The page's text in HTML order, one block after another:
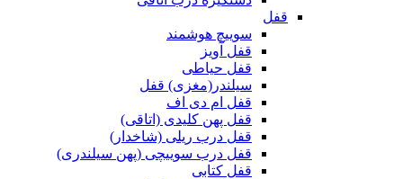
قفل
سوییچ هوشمند
قفل آویز
قفل حیاطی
سیلندر(مغزی) قفل
قفل ام دی اف
قفل پهن کلیدی (اتاقی)
قفل درب ریلی (شاخدار)
قفل درب سوییچی (پهن سیلندری)
قفل کتابی